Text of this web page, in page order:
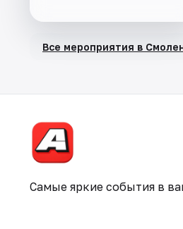
Все мероприятия в
Самые яркие события в